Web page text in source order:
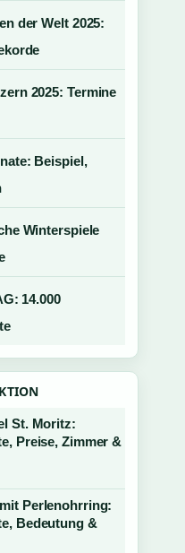
der Welt 2025:
2025: Termine
Beispiel,
Winterspiele
14.000
St. Moritz:
Preise, Zimmer &
Perlenohrring:
Bedeutung &